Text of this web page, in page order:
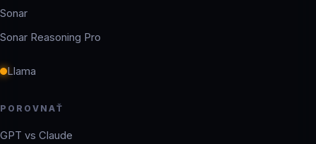
Sonar
Sonar Reasoning Pro
Llama
POROVNAŤ
GPT vs Claude